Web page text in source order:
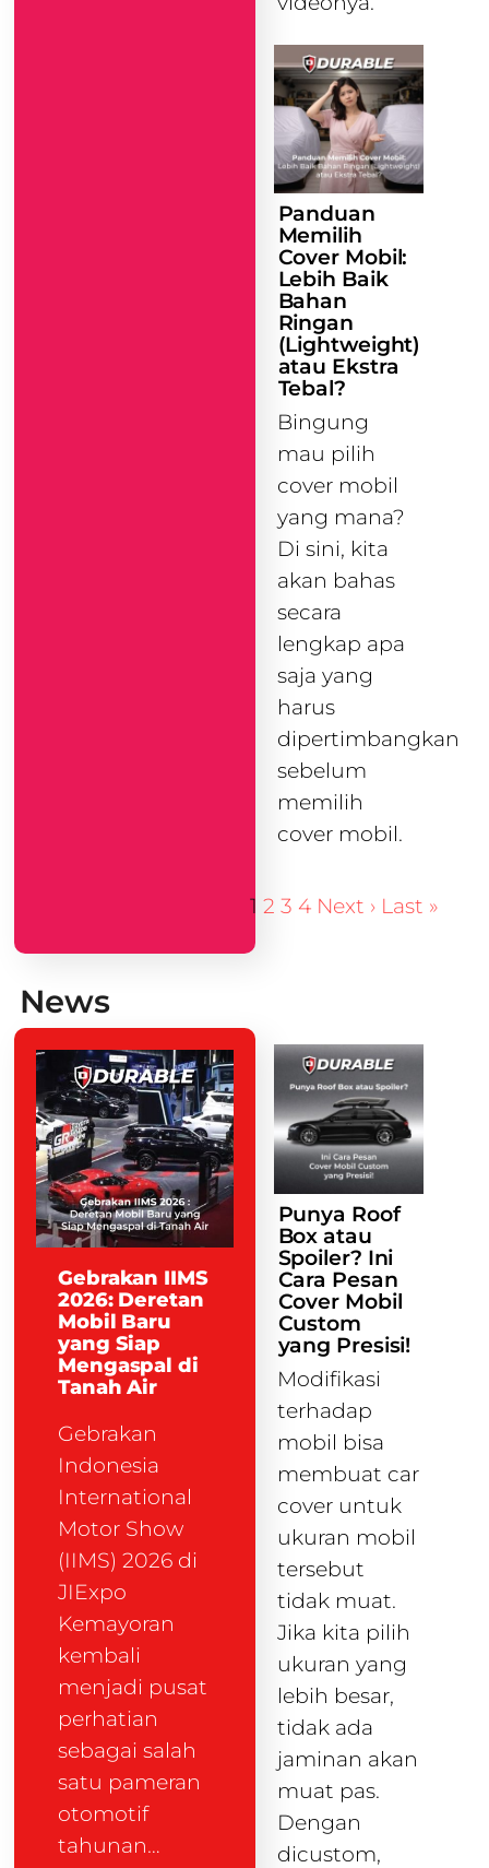
Panduan
Memilih
Cover Mobil:
Lebih Baik
Bahan
Ringan
(Lightweight)
atau Ekstra
Tebal?
Bingung
mau pilih
cover mobil
yang mana?
Di sini, kita
akan bahas
secara
lengkap apa
saja yang
harus
dipertimbangkan
sebelum
memilih
cover mobil.
1 2 3 4 Next › Last »
News
Gebrakan IIMS
2026: Deretan
Mobil Baru
yang Siap
Mengaspal di
Tanah Air
Gebrakan
Indonesia
International
Motor Show
(IIMS) 2026 di
JIExpo
Kemayoran
kembali
menjadi pusat
perhatian
sebagai salah
satu pameran
otomotif
tahunan…
Punya Roof
Box atau
Spoiler? Ini
Cara Pesan
Cover Mobil
Custom
yang Presisi!
Modifikasi
terhadap
mobil bisa
membuat car
cover untuk
ukuran mobil
tersebut
tidak muat.
Jika kita pilih
ukuran yang
lebih besar,
tidak ada
jaminan akan
muat pas.
Dengan
dicustom,